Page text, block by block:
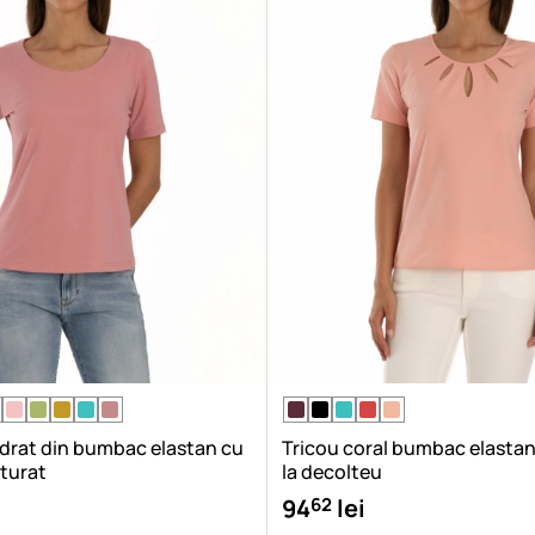
din bumbac elastan cu
Tricou coral bumbac
la decolteu
9462 lei